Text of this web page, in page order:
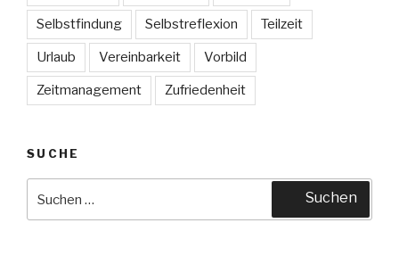
Selbstfindung Selbstreflexion Teilzeit
Urlaub Vereinbarkeit Vorbild
Zeitmanagement Zufriedenheit
SUCHE
Suchen